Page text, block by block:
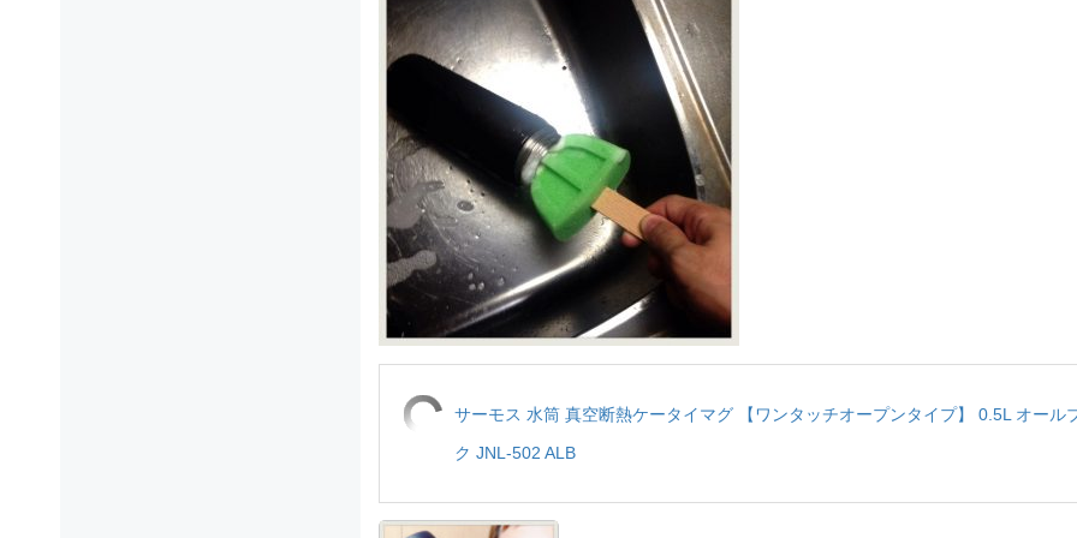
サーモス 水筒 真空断熱ケータイマグ 【ワンタッチオープンタイプ】 0.5L オール
ク JNL-502 ALB